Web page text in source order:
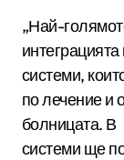
„Най-­
системи,
по лечение и
болницата.
системи ще